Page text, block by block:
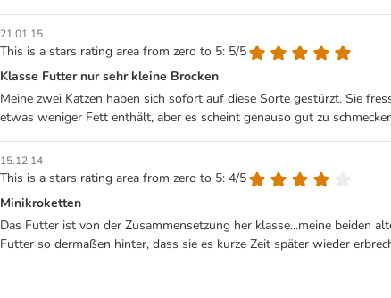
21.01.15
This is a stars rating area from zero to 5: 5/5
Klasse Futter nur sehr kleine Brocken
Meine zwei Katzen haben sich sofort auf diese Sorte gestürzt. Sie
etwas weniger Fett enthält, aber es scheint genauso gut zu
15.12.14
This is a stars rating area from zero to 5: 4/5
Minikroketten
Das Futter ist von der Zusammensetzung her klasse...meine beiden
Futter so dermaßen hinter, dass sie es kurze Zeit später wieder